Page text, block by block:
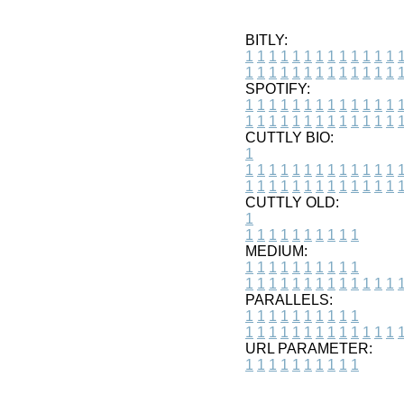
BITLY:
1 1 1 1 1 1 1 1 1 1 1 1 1 1
1 1 1 1 1 1 1 1 1 1 1 1 1 1
SPOTIFY:
1 1 1 1 1 1 1 1 1 1 1 1 1 1
1 1 1 1 1 1 1 1 1 1 1 1 1 1
CUTTLY BIO:
1
1 1 1 1 1 1 1 1 1 1 1 1 1 1
1 1 1 1 1 1 1 1 1 1 1 1 1 1
CUTTLY OLD:
1
1 1 1 1 1 1 1 1 1 1
MEDIUM:
1 1 1 1 1 1 1 1 1 1
1 1 1 1 1 1 1 1 1 1 1 1 1 1
PARALLELS:
1 1 1 1 1 1 1 1 1 1
1 1 1 1 1 1 1 1 1 1 1 1 1 1
URL PARAMETER:
1 1 1 1 1 1 1 1 1 1